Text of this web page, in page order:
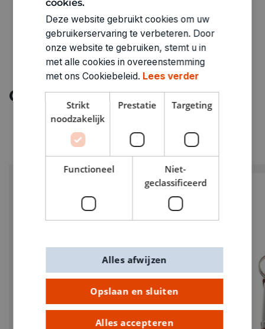
Ontdek meer
Deze website gebruikt cookies om uw
gebruikerservaring te verbeteren. Door
onze website te gebruiken, stemt u in
met alle cookies in overeenstemming
met ons Cookiebeleid. Lees verder
Strikt
noodzakelijk
Prestatie Targeting
Functioneel
Niet-
geclassificeerd
Opslaan en sluiten
Alles accepteren
Alles afwijzen